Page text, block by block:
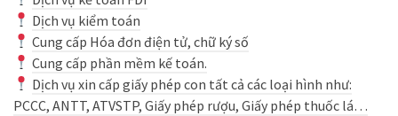
Dịch vụ kiểm toán
Cung cấp Hóa đơn điện tử, chữ ký số
Cung cấp phần mềm kế toán.
Dịch vụ xin cấp giấy phép con tất cả các loại hình như:
PCCC, ANTT, ATVSTP, Giấy phép rượu, Giấy phép thuốc lá…